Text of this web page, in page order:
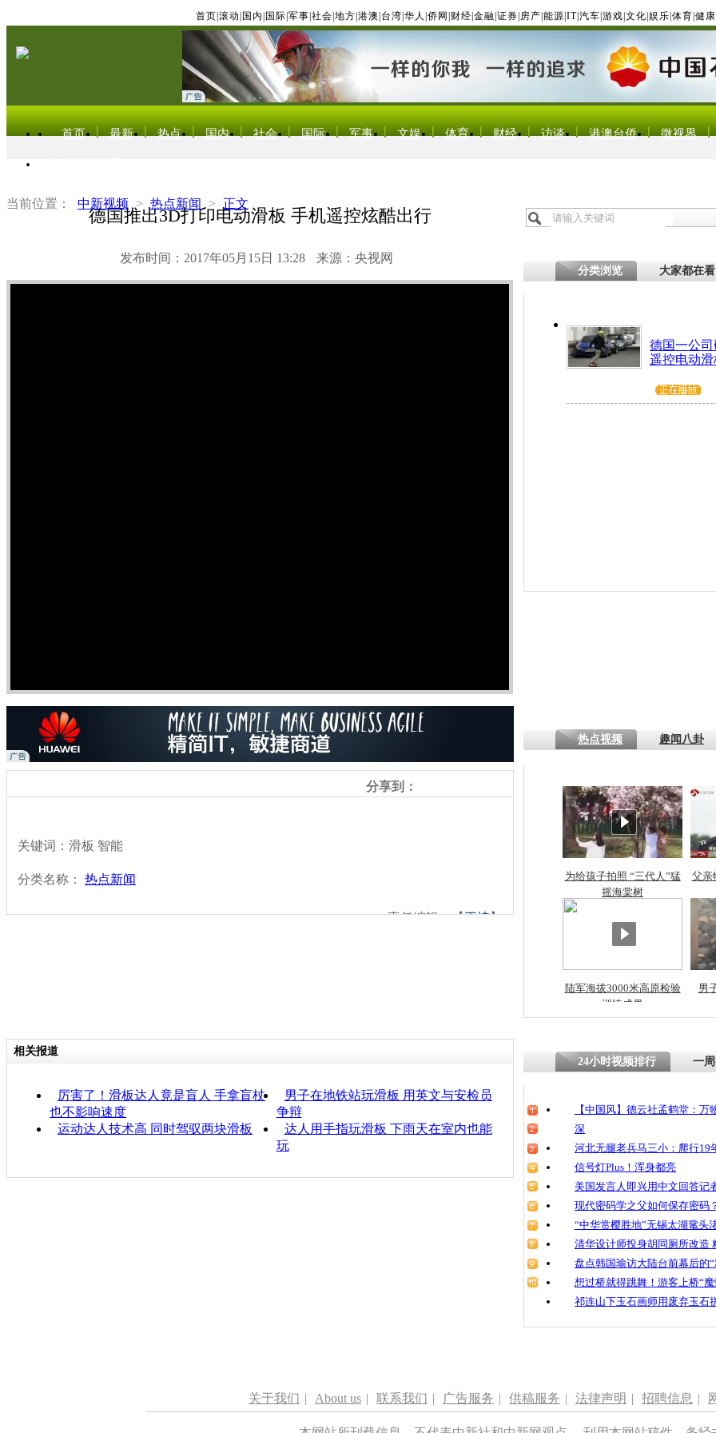
首页 滚动 国内 国际 军事 社会 地方 港澳 台湾 华人 侨网 财经 金融 证券 房产 能源 IT| 汽车 游戏 文化 娱乐 体育 健康
首页 最新 热点 国内 社会 国际 军事 文娱 体育 财经 访谈 港澳台侨 微视界
当前位置： 中新视频 > 热点新闻 > 正文
德国推出3D打印电动滑板 手机遥控炫酷出行
发布时间：2017年05月15日 13:28 来源：央视网
分类浏览 大家都在看
德国一公
遥控电动滑
分享到：
关键词：滑板 智能
分类名称： 热点新闻
责任编辑：【王祎】
热点视频 趣闻八卦
为给孩子拍照 “三代人”猛
摇海棠树
父亲
陆军海拔3000米高原检验
训练成果
男
相关报道
厉害了！滑板达人竟是盲人 手拿盲杖
也不影响速度
男子在地铁站玩滑板 用英文与安检员
争辩
运动达人技术高 同时驾驭两块滑板
达人用手指玩滑板 下雨天在室内也能
玩
24小时视频排行 一
【中国风】德云社孟鹤堂：万
深
河北无腿老兵马三小：爬行19
信号灯Plus！浑身都亮
美国发言人即兴用中文回答记
现代密码学之父如何保存密
“中华赏樱胜地”无锡太湖鼋头
清华设计师投身胡同厕所改造
盘点韩国瑜访大陆台前幕后的
想过桥就得跳舞！游客上桥“
祁连山下玉石画师用废弃玉石
关于我们 | About us | 联系我们 | 广告服务 | 供稿服务 | 法律声明 | 招聘信息 |